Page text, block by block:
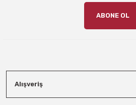
ABONE OL
Alışveriş